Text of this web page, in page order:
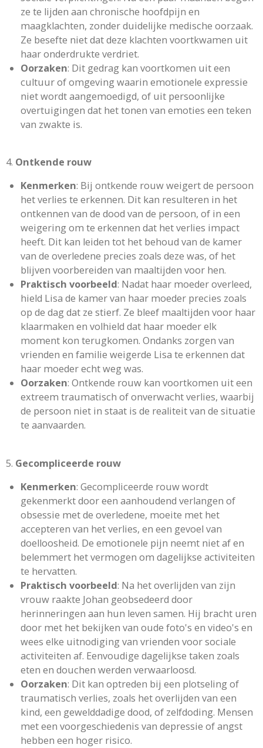
ze te lijden aan chronische hoofdpijn en
maagklachten, zonder duidelijke medische oorzaak.
Ze besefte niet dat deze klachten voortkwamen uit
haar onderdrukte verdriet.
Oorzaken: Dit gedrag kan voortkomen uit een
cultuur of omgeving waarin emotionele expressie
niet wordt aangemoedigd, of uit persoonlijke
overtuigingen dat het tonen van emoties een teken
van zwakte is.
4. Ontkende rouw
Kenmerken: Bij ontkende rouw weigert de persoon
het verlies te erkennen. Dit kan resulteren in het
ontkennen van de dood van de persoon, of in een
weigering om te erkennen dat het verlies impact
heeft. Dit kan leiden tot het behoud van de kamer
van de overledene precies zoals deze was, of het
blijven voorbereiden van maaltijden voor hen.
Praktisch voorbeeld: Nadat haar moeder overleed,
hield Lisa de kamer van haar moeder precies zoals
op de dag dat ze stierf. Ze bleef maaltijden voor haar
klaarmaken en volhield dat haar moeder elk
moment kon terugkomen. Ondanks zorgen van
vrienden en familie weigerde Lisa te erkennen dat
haar moeder echt weg was.
Oorzaken: Ontkende rouw kan voortkomen uit een
extreem traumatisch of onverwacht verlies, waarbij
de persoon niet in staat is de realiteit van de situatie
te aanvaarden.
5. Gecompliceerde rouw
Kenmerken: Gecompliceerde rouw wordt
gekenmerkt door een aanhoudend verlangen of
obsessie met de overledene, moeite met het
accepteren van het verlies, en een gevoel van
doelloosheid. De emotionele pijn neemt niet af en
belemmert het vermogen om dagelijkse activiteiten
te hervatten.
Praktisch voorbeeld: Na het overlijden van zijn
vrouw raakte Johan geobsedeerd door
herinneringen aan hun leven samen. Hij bracht uren
door met het bekijken van oude foto's en video's en
wees elke uitnodiging van vrienden voor sociale
activiteiten af. Eenvoudige dagelijkse taken zoals
eten en douchen werden verwaarloosd.
Oorzaken: Dit kan optreden bij een plotseling of
traumatisch verlies, zoals het overlijden van een
kind, een gewelddadige dood, of zelfdoding. Mensen
met een voorgeschiedenis van depressie of angst
hebben een hoger risico.